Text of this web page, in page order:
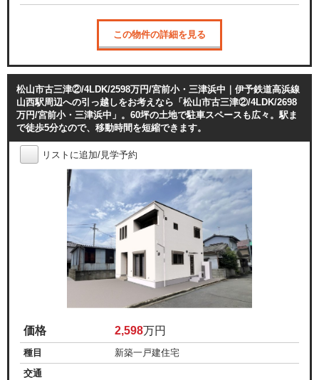
この物件の詳細を見る
松山市古三津②/4LDK/2598万円/宮前小・三津浜中｜伊予鉄道高浜線
山西駅周辺への引っ越しをお考えなら「松山市古三津②/4LDK/2698
万円/宮前小・三津浜中」。60坪の土地で駐車スペースも広々。駅ま
で徒歩5分なので、移動時間を短縮できます。
リストに追加/見学予約
価格 2,598万円
種目
新築一戸建住宅
交通